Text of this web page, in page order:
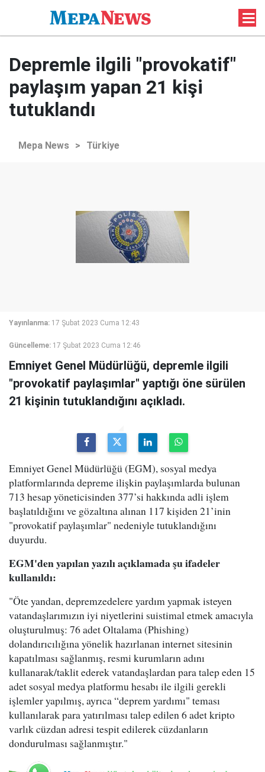
Depremle ilgili "provokatif"
paylaşım yapan 21 kişi
tutuklandı
Mepa News > Türkiye
Yayınlanma: 17 Şubat 2023 Cuma 12:43
Güncelleme: 17 Şubat 2023 Cuma 12:46
Emniyet Genel Müdürlüğü, depremle ilgili
"provokatif paylaşımlar" yaptığı öne sürülen
21 kişinin tutuklandığını açıkladı.
Emniyet Genel Müdürlüğü (EGM), sosyal medya
platformlarında depreme ilişkin paylaşımlarda bulunan
713 hesap yöneticisinden 377’si hakkında adli işlem
başlatıldığını ve gözaltına alınan 117 kişiden 21’inin
"provokatif paylaşımlar" nedeniyle tutuklandığını
duyurdu.
EGM'den yapılan yazılı açıklamada şu ifadeler
kullanıldı:
"Öte yandan, depremzedelere yardım yapmak isteyen
vatandaşlarımızın iyi niyetlerini suistimal etmek amacıyla
oluşturulmuş: 76 adet Oltalama (Phishing)
dolandırıcılığına yönelik hazırlanan internet sitesinin
kapatılması sağlanmış, resmi kurumların adını
kullanarak/taklit ederek vatandaşlardan para talep eden 15
adet sosyal medya platformu hesabı ile ilgili gerekli
işlemler yapılmış, ayrıca “deprem yardımı" teması
kullanılarak para yatırılması talep edilen 6 adet kripto
varlık cüzdan adresi tespit edilerek cüzdanların
dondurulması sağlanmıştır."